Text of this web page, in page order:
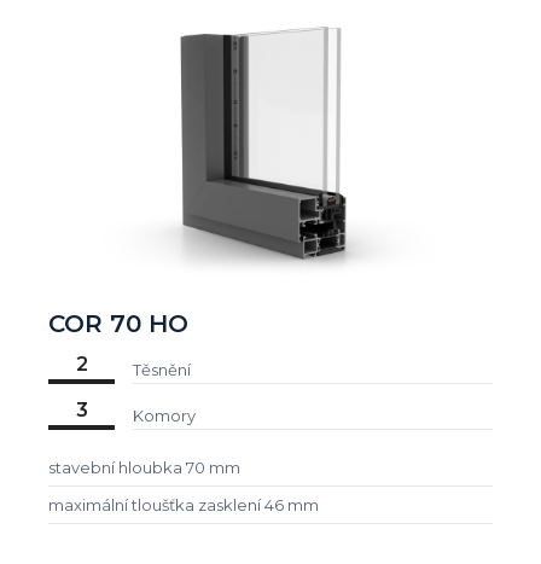
COR 70 HO
2 Těsnění
3 Komory
stavební hloubka 70 mm
maximální tloušťka zasklení 46 mm